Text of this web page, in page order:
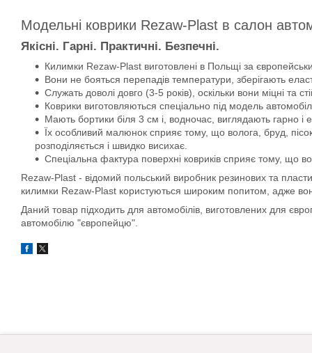
Модельні коврики Rezaw-Plast в салон
Якісні. Гарні. Практичні. Безпечні.
Килимки Rezaw-Plast виготовлені в Польщі за
Вони не бояться перепадів температури, зберігають
Служать доволі довго (3-5 років), оскільки вони міцні та
Коврики виготовляються спеціально під модель
Мають бортики біля 3 см і, водночас, виглядають гарно і
Їх особливий малюнок сприяє тому, що волога, бруд,
розподіляється і швидко висихає.
Спеціальна фактура поверхні ковриків сприяє тому, що
Rezaw-Plast - відомий польський виробник резинових та
килимки Rezaw-Plast користуються широким попитом, адже вони
Даний товар підходить для автомобілів, виготовлених для
автомобілю "європейцю".